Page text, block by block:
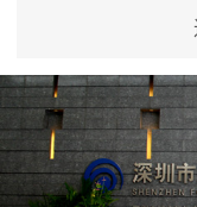
事故频发，传统的
测方法已无法满足
尤其是目前众多的
剧院、会议展览中